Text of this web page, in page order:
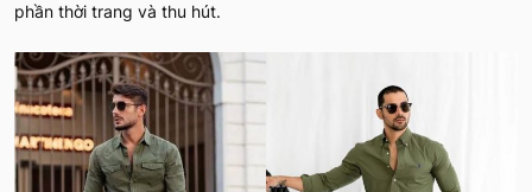
phần thời trang và thu hút.